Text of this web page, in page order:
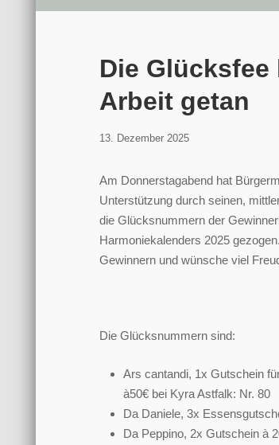
Die Glücksfee
Arbeit getan
13. Dezember 202513.
Am Donnerstagabend hat
Unterstützung durch seinen,
die Glücksnummern der
Harmoniekalenders 2025
Gewinnern und wünsche viel
Die Glücksnummern sind:
Ars cantandi, 1x Gutschein
à50€ bei Kyra Astfalk: Nr. 80
Da Daniele, 3x
Da Peppino, 2x Gutschein à